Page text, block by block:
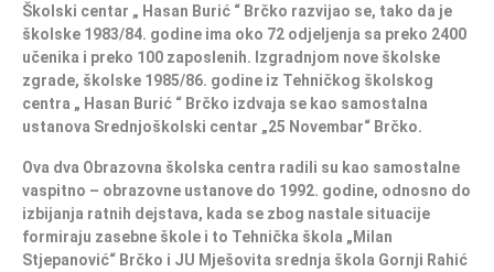
Školski centar „ Hasan Burić “ Brčko razvijao se, tako da je
školske 1983/84. godine ima oko 72 odjeljenja sa preko 2400
učenika i preko 100 zaposlenih. Izgradnjom nove školske
zgrade, školske 1985/86. godine iz Tehničkog školskog
centra „ Hasan Burić “ Brčko izdvaja se kao samostalna
ustanova Srednjoškolski centar „25 Novembar“ Brčko.
Ova dva Obrazovna školska centra radili su kao samostalne
vaspitno – obrazovne ustanove do 1992. godine, odnosno do
izbijanja ratnih dejstava, kada se zbog nastale situacije
formiraju zasebne škole i to Tehnička škola „Milan
Stjepanović“ Brčko i JU Mješovita srednja škola Gornji Rahić